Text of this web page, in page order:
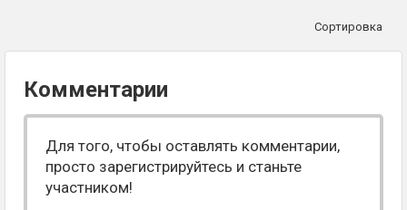
Сортировка
Комментарии
Для того, чтобы оставлять комментарии,
просто зарегистрируйтесь и станьте
участником!